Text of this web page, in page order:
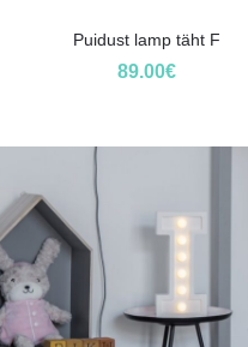
Puidust lamp täht F
89.00€